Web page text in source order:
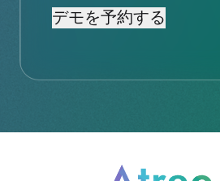
ャ